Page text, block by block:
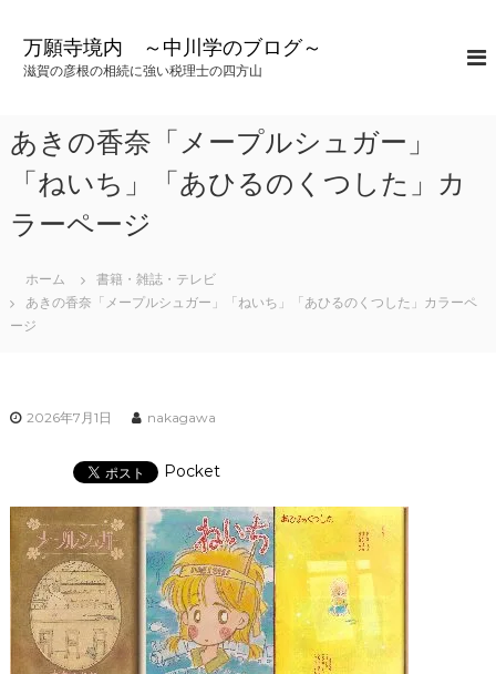
ス
プ
万願寺境内 ～中川学のブログ～
滋賀の彦根の相続に強い税理士の四方山
あきの香奈「メープルシュガー」
「ねいち」「あひるのくつした」カ
ラーページ
ホーム
書籍・雑誌・テレビ
あきの香奈「メープルシュガー」「ねいち」「あひるのくつした」カラーペ
ージ
2026年7月1日 nakagawa
Pocket